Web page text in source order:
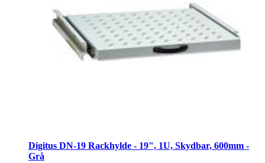
Digitus DN-19 Rackhylde - 19", 1U, Skydbar, 600mm -
Grå